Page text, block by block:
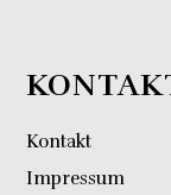
Kontakt
Impressum